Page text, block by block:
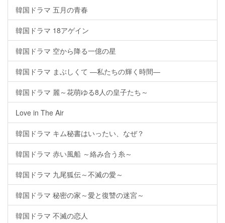
韓国ドラマ 五月の青春
韓国ドラマ 18アゲイン
韓国ドラマ 空から降る一億の星
韓国ドラマ まぶしくて ―私たちの輝く時間―
韓国ドラマ 麗～花萌ゆる8人の皇子たち～
Love in The Air
韓国ドラマ キム秘書はいったい、なぜ？
韓国ドラマ 赤い風船 ～絡み合う糸～
韓国ドラマ 九尾狐伝～不滅の愛～
韓国ドラマ 秘密の家～愛と復讐の迷宮～
韓国ドラマ 不滅の恋人